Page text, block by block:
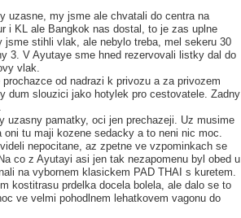
uzasne, my jsme ale chvatali do centra na
i KL ale Bangkok nas dostal, to je zas uplne
stihli vlak, ale nebylo treba, mel sekeru 30
3. V Ayutaye sme hned rezervovali listky dal do
vlak.
od nadrazi k privozu a za privozem
dum slouzici jako hotylek pro cestovatele. Zadny
uzasny pamatky, oci jen prechazeji. Uz musime
tu maji kozene sedacky a to neni nic moc.
nepocitane, az zpetne ve vzpominkach se
co z Ayutayi asi jen tak nezapomenu byl obed u
na vybornem klasickem PAD THAI s kuretem.
kostitrasu prdelka docela bolela, ale dalo se to
ve velmi pohodlnem lehatkovem vagonu do